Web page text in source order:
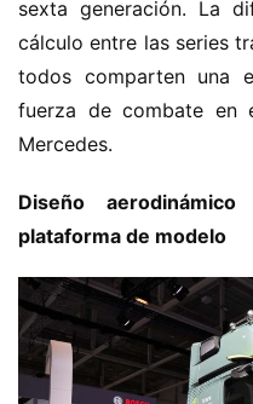
sexta generación. La
cálculo entre las series
todos comparten una
fuerza de combate en
Mercedes.
Diseño
plataforma de modelo